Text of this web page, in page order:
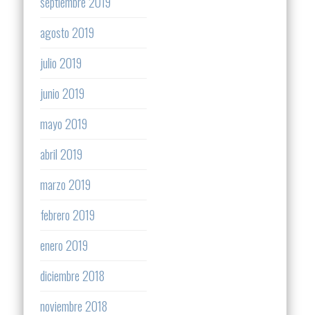
agosto 2019
julio 2019
junio 2019
mayo 2019
abril 2019
marzo 2019
febrero 2019
enero 2019
diciembre 2018
noviembre 2018